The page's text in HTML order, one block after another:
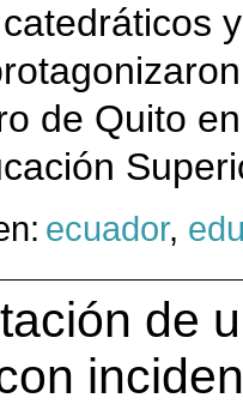
de Quito
ecuador,
de